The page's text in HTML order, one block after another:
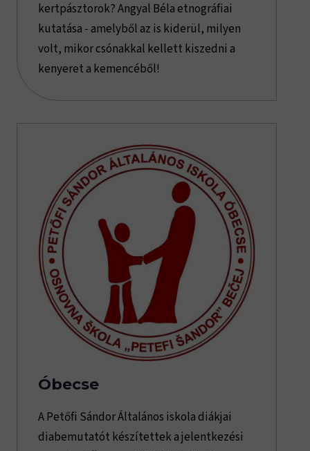
kertpásztorok? Angyal Béla etnográfiai
kutatása - amelyből az is kiderül, milyen
volt, mikor csónakkal kellett kiszedni a
kenyeret a kemencéből!
Óbecse
A Petőfi Sándor Általános iskola diákjai
diabemutatót készítettek a jelentkezési